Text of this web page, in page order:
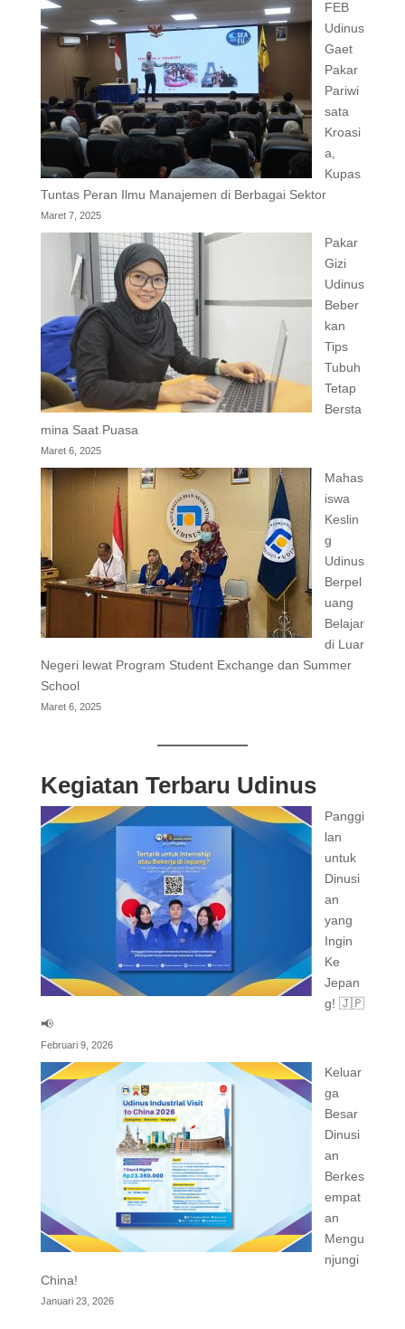
FEB
Udinus
Gaet
Pakar
Pariwi
sata
Kroasi
a,
Kupas
Tuntas Peran Ilmu Manajemen di Berbagai Sektor
Maret 7, 2025
Pakar
Gizi
Udinus
Beber
kan
Tips
Tubuh
Tetap
Bersta
mina Saat Puasa
Maret 6, 2025
Mahas
iswa
Keslin
g
Udinus
Berpel
uang
Belajar
di Luar
Negeri lewat Program Student Exchange dan Summer
School
Maret 6, 2025
Kegiatan Terbaru Udinus
Panggi
lan
untuk
Dinusi
an
yang
Ingin
Ke
Jepan
g! 🇯🇵
📢
Februari 9, 2026
Keluar
ga
Besar
Dinusi
an
Berkes
empat
an
Mengu
njungi
China!
Januari 23, 2026